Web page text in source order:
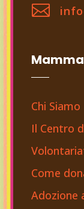

Chi Siamo
Il Centro
Come
Adozione